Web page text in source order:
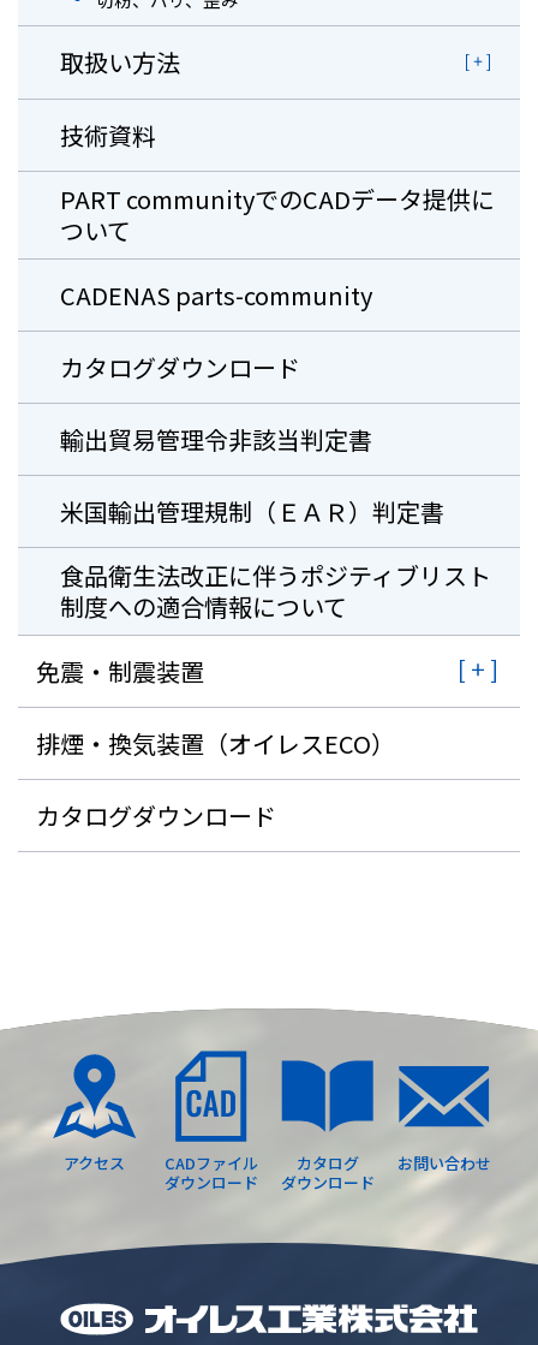
取扱い方法
技術資料
PART communityでのCADデータ提供に
ついて
CADENAS parts-community
カタログダウンロード
輸出貿易管理令非該当判定書
米国輸出管理規制（ＥＡＲ）判定書
⾷品衛⽣法改正に伴うポジティブリスト
制度への適合情報について
免震・制震装置
排煙・換気装置（オイレスECO）
カタログダウンロード
アクセス
CADファイル
ダウンロード
カタログ
ダウンロード
お問い合わせ